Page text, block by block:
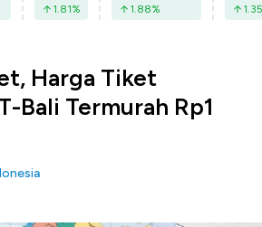
1.81% 1.88% 1.35
Harga Tiket
Bali Termurah Rp1